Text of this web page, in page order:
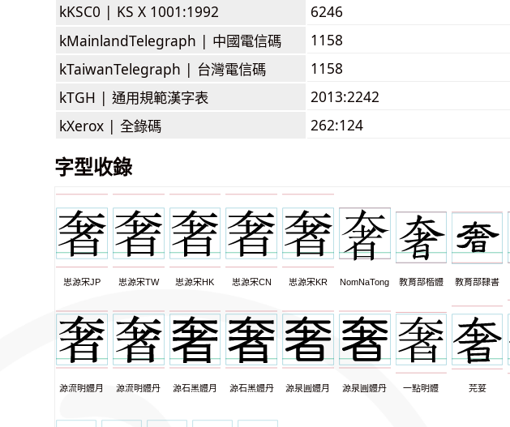
kKSC0 | KS X 1001:1992
6246
kMainlandTelegraph | 中國電信碼
1158
kTaiwanTelegraph | 台灣電信碼
1158
kTGH | 通用規範漢字表
2013:2242
kXerox | 全錄碼 262:124
字型收錄
思源宋JP 思源宋TW 思源宋HK 思源宋CN 思源宋KR NomNaTong 教育部楷體 教育部隸書
源流明體月 源流明體丹 源石黑體月 源石黑體丹 源泉圓體月 源泉圓體丹 一點明體 芫荽